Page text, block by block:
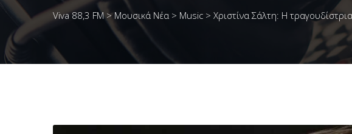
Viva 88,3 FM> Μουσικά Νέα > Music > Χριστίνα Σάλτη: Η